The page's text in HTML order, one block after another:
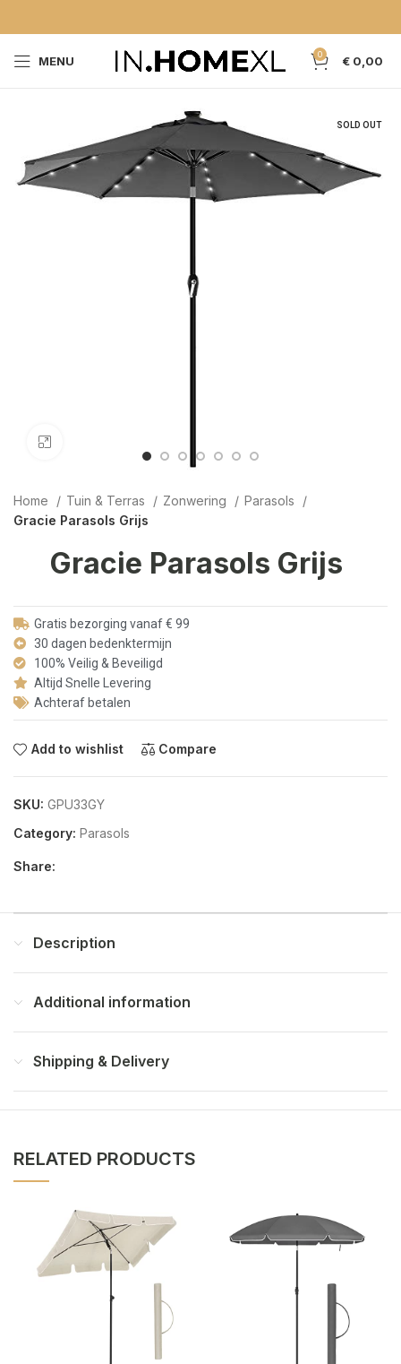
MENU 0 € 0,00
SOLD OUT
Home Tuin & Terras Zonwering
Parasols
Gracie Parasols Grijs
Gracie Parasols Grijs
Gratis bezorging vanaf € 99
30 dagen bedenktermijn
100% Veilig & Beveiligd
Altijd Snelle Levering
Achteraf betalen
Add to wishlist Compare
SKU: GPU33GY
Category: Parasols
Share:
Description
Additional information
Shipping & Delivery
RELATED PRODUCTS